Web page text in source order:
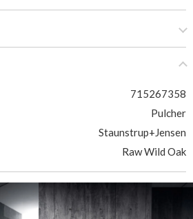
715267358
Pulcher
Staunstrup+Jensen
Raw Wild Oak